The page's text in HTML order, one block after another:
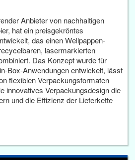
Anbieter von nachhaltigen
hat ein preisgekröntes
das einen Wellpappen-
lasermarkierten
Das Konzept wurde für
Box-Anwendungen entwickelt, lässt
flexiblen Verpackungsformaten
innovatives Verpackungsdesign die
und die Effizienz der Lieferkette